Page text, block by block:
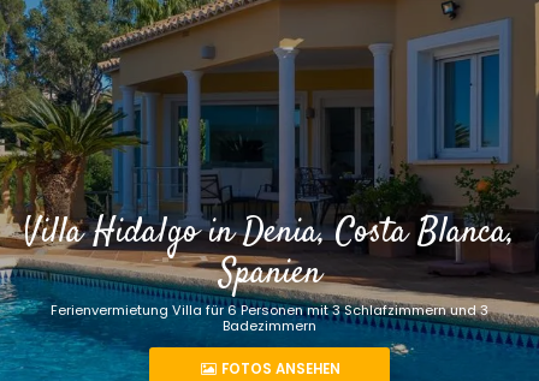
Villa Hidalgo in Denia, Costa Blanca,
Spanien
Ferienvermietung Villa für 6 Personen mit 3 Schlafzimmern und 3
Badezimmern
FOTOS ANSEHEN